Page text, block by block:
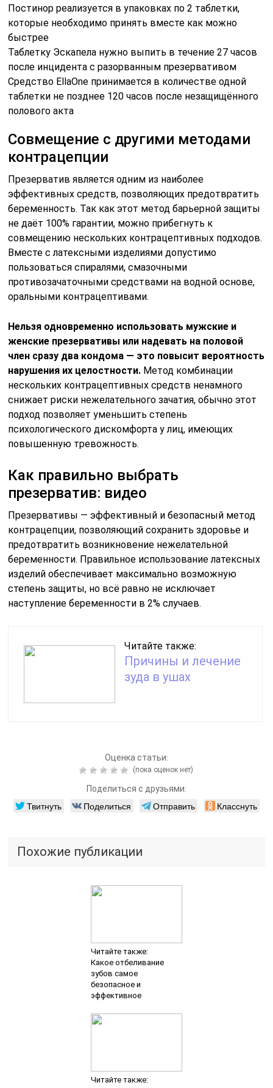
Постинор реализуется в упаковках по 2 таблетки,
которые необходимо принять вместе как можно
быстрее
Таблетку Эскапела нужно выпить в течение 27 часов
после инцидента с разорванным презервативом
Средство EllaOne принимается в количестве одной
таблетки не позднее 120 часов после незащищённого
полового акта
Совмещение с другими методами
контрацепции
Презерватив является одним из наиболее
эффективных средств, позволяющих предотвратить
беременность. Так как этот метод барьерной защиты
не даёт 100% гарантии, можно прибегнуть к
совмещению нескольких контрацептивных подходов.
Вместе с латексными изделиями допустимо
пользоваться спиралями, смазочными
противозачаточными средствами на водной основе,
оральными контрацептивами.
Нельзя одновременно использовать мужские и
женские презервативы или надевать на половой
член сразу два кондома — это повысит вероятность
нарушения их целостности. Метод комбинации
нескольких контрацептивных средств ненамного
снижает риски нежелательного зачатия, обычно этот
подход позволяет уменьшить степень
психологического дискомфорта у лиц, имеющих
повышенную тревожность.
Как правильно выбрать
презерватив: видео
Презервативы — эффективный и безопасный метод
контрацепции, позволяющий сохранить здоровье и
предотвратить возникновение нежелательной
беременности. Правильное использование латексных
изделий обеспечивает максимально возможную
степень защиты, но всё равно не исключает
наступление беременности в 2% случаев.
Читайте также:
Причины и лечение
зуда в ушах
Оценка статьи:
(пока оценок нет)
Поделиться с друзьями:
Твитнуть Поделиться Отправить Класснуть
Похожие публикации
Читайте также:
Какое отбеливание
зубов самое
безопасное и
эффективное
Читайте также: